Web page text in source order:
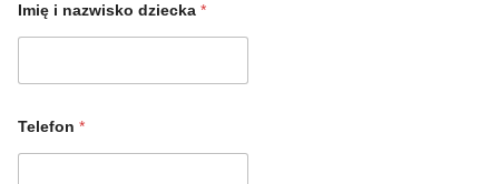
Imię i nazwisko dziecka *
Telefon *